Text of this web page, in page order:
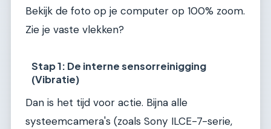
Bekijk de foto op je computer op 100% zoom.
Zie je vaste vlekken?
Stap 1: De interne sensorreinigging
(Vibratie)
Dan is het tijd voor actie. Bijna alle
systeemcamera's (zoals Sony ILCE-7-serie,